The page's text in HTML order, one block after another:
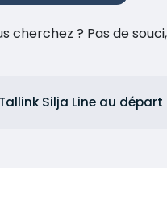
cherchez ? Pas de
Silja Line au